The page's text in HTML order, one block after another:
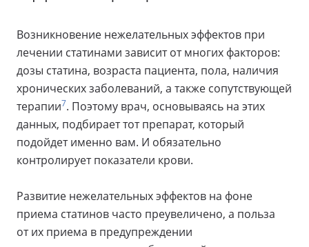
Возникновение нежелательных эффектов при
лечении статинами зависит от многих факторов:
дозы статина, возраста пациента, пола, наличия
хронических заболеваний, а также сопутствующей
терапии7. Поэтому врач, основываясь на этих
данных, подбирает тот препарат, который
подойдет именно вам. И обязательно
контролирует показатели крови.
Развитие нежелательных эффектов на фоне
приема статинов часто преувеличено, а польза
от их приема в предупреждении